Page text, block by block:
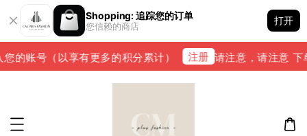
Shopping: 追踪您的订单
您信赖的商店
打开
的账号（以享有更多的积分累计） 注册 请注意，请注意 下